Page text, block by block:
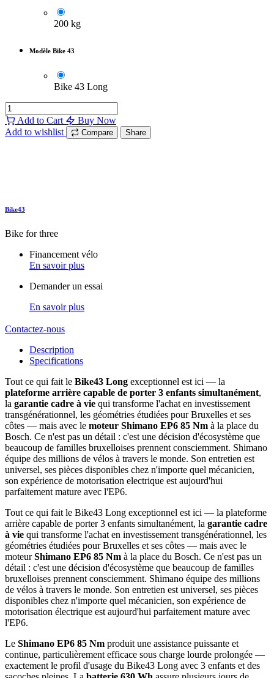
200 kg
Modèle Bike 43
Bike 43 Long
Add to Cart
Buy Now
Add to wishlist
Compare Share
Bike43
Bike for three
Financement vélo
En savoir plus
Demander un essai
En savoir plus
Contactez-nous
Description
Specifications
Tout ce qui fait le Bike43 Long exceptionnel est ici — la
plateforme arrière capable de porter 3 enfants simultanément,
la garantie cadre à vie qui transforme l'achat en investissement
transgénérationnel, les géométries étudiées pour Bruxelles et ses
côtes — mais avec le moteur Shimano EP6 85 Nm à la place du
Bosch. Ce n'est pas un détail : c'est une décision d'écosystème que
beaucoup de familles bruxelloises prennent consciemment. Shimano
équipe des millions de vélos à travers le monde. Son entretien est
universel, ses pièces disponibles chez n'importe quel mécanicien,
son expérience de motorisation electrique est aujourd'hui
parfaitement mature avec l'EP6.
Tout ce qui fait le Bike43 Long exceptionnel est ici — la plateforme
arrière capable de porter 3 enfants simultanément, la garantie cadre
à vie qui transforme l'achat en investissement transgénérationnel, les
géométries étudiées pour Bruxelles et ses côtes — mais avec le
moteurShimano EP6 85 Nm à la place du Bosch. Ce n'est pas un
détail : c'est une décision d'écosystème que beaucoup de familles
bruxelloises prennent consciemment. Shimano équipe des millions
de vélos à travers le monde. Son entretien est universel, ses pièces
disponibles chez n'importe quel mécanicien, son expérience de
motorisation électrique est aujourd'hui parfaitement mature avec
l'EP6.
Le Shimano EP6 85 Nm produit une assistance puissante et
continue, particulièrement efficace sous charge lourde prolongée —
exactement le profil d'usage du Bike43 Long avec 3 enfants et des